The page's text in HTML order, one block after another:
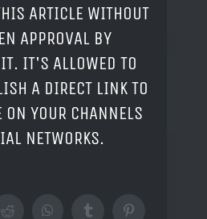
ARTICLE WITHOUT
APPROVAL BY
IT'S ALLOWED TO
A DIRECT LINK TO
YOUR CHANNELS
NETWORKS.
RedditWhatsAppTumblrPinterest